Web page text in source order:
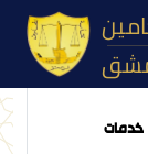
خدمات